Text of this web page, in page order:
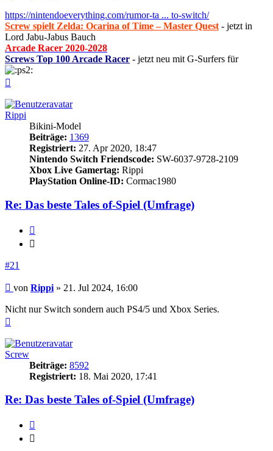
https://nintendoeverything.com/rumor-ta ... to-switch/
Screw spielt Zelda: Ocarina of Time – Master Quest - jetzt in
Lord Jabu-Jabus Bauch
Arcade Racer 2020-2028
Screws Top 100 Arcade Racer - jetzt neu mit G-Surfers für
Rippi
Bikini-Model
Beiträge: 1369
Registriert: 27. Apr 2020, 18:47
Nintendo Switch Friendscode: SW-6037-9728-2109
Xbox Live Gamertag: Rippi
PlayStation Online-ID: Cormac1980
Re: Das beste Tales of-Spiel (Umfrage)
#21
Beitrag
von Rippi » 21. Jul 2024, 16:00
Nicht nur Switch sondern auch PS4/5 und Xbox Series.
Screw
Beiträge: 8592
Registriert: 18. Mai 2020, 17:41
Re: Das beste Tales of-Spiel (Umfrage)